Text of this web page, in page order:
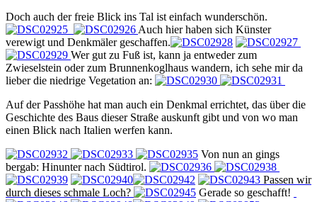
Doch auch der freie Blick ins Tal ist einfach wunderschön.
Auch hier haben sich Künster
verewigt und Denkmäler geschaffen.
Wer gut zu Fuß ist, kann ja entweder zum
Zwieselstein oder zum Brunnenkoglhaus wandern, ich sehe mir da
lieber die niedrige Vegetation an:
Auf der Passhöhe hat man auch ein Denkmal errichtet, das über die
Geschichte des Baus dieser Straße auskunft gibt und von wo man
einen Blick nach Italien werfen kann.
Von nun an gings
bergab: Hinunter nach Südtirol.
Passen wir
durch dieses schmale Loch?
Gerade so geschafft!